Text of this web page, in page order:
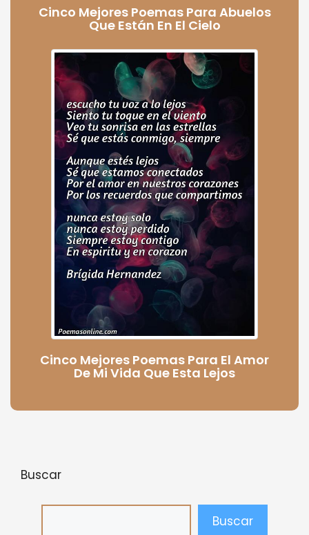
Cinco Mejores Poemas Para Abuelos
Que Están En El Cielo
Cinco Mejores Poemas Para El Amor
De Mi Vida Que Esta Lejos
Buscar
Buscar